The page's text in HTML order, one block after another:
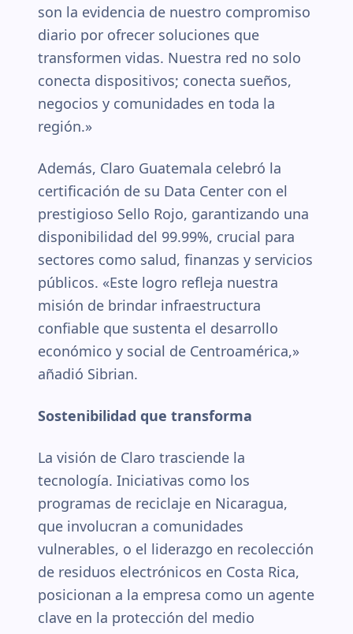
son la evidencia de nuestro compromiso
diario por ofrecer soluciones que
transformen vidas. Nuestra red no solo
conecta dispositivos; conecta sueños,
negocios y comunidades en toda la
región.»
Además, Claro Guatemala celebró la
certificación de su Data Center con el
prestigioso Sello Rojo, garantizando una
disponibilidad del 99.99%, crucial para
sectores como salud, finanzas y servicios
públicos. «Este logro refleja nuestra
misión de brindar infraestructura
confiable que sustenta el desarrollo
económico y social de Centroamérica,»
añadió Sibrian.
Sostenibilidad que transforma
La visión de Claro trasciende la
tecnología. Iniciativas como los
programas de reciclaje en Nicaragua,
que involucran a comunidades
vulnerables, o el liderazgo en recolección
de residuos electrónicos en Costa Rica,
posicionan a la empresa como un agente
clave en la protección del medio